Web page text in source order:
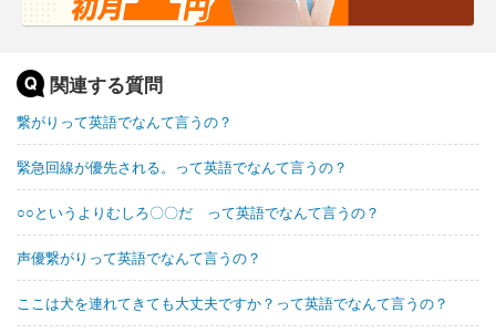
関連する質問
繋がりって英語でなんて言うの？
緊急回線が優先される。って英語でなんて言うの？
○○というよりむしろ〇〇だ って英語でなんて言うの？
声優繋がりって英語でなんて言うの？
ここは犬を連れてきても大丈夫ですか？って英語でなんて言うの？